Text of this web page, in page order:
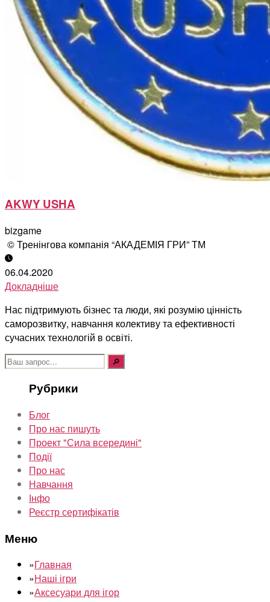
AKWY USHA
bizgame
© Тренінгова компанія “АКАДЕМІЯ ГРИ” ТМ
06.04.2020
Докладніше
Нас підтримують бізнес та люди, які розумію цінність
саморозвитку, навчання колективу та ефективності
сучасних технологій в освіті.
Шукати:
Рубрики
Блог
Про нас пишуть
Проект "Сила всередині"
Події
Про нас
Навчання
Інфо
Реєстр сертифікатів
Меню
»Главная
»Наші ігри
»Аксесуари для ігор